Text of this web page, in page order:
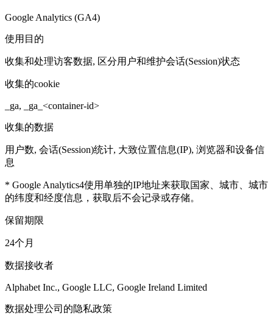
Google Analytics (GA4)
使用目的
收集和处理访客数据, 区分用户和维护会话(Session)状态
收集的cookie
_ga, _ga_<container-id>
收集的数据
用户数, 会话(Session)统计, 大致位置信息(IP), 浏览器和设备信
息
* Google Analytics4使用单独的IP地址来获取国家、城市、城市
的纬度和经度信息，获取后不会记录或存储。
保留期限
24个月
数据接收者
Alphabet Inc., Google LLC, Google Ireland Limited
数据处理公司的隐私政策